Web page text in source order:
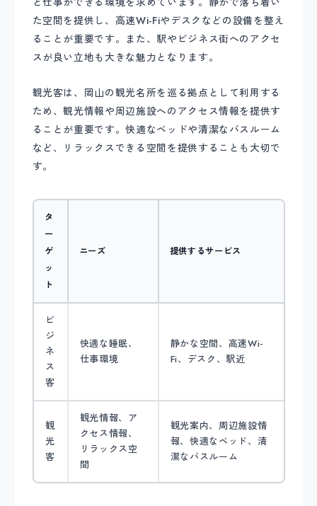
た空間を提供し、高速Wi-Fiやデスクなどの設備を整え
ることが重要です。また、駅やビジネス街へのアクセ
スが良い立地も大きな魅力となります。
観光客は、岡山の観光名所を巡る拠点として利用する
ため、観光情報や周辺施設へのアクセス情報を提供す
ることが重要です。快適なベッドや清潔なバスルーム
など、リラックスできる空間を提供することも大切で
す。
タ
ー
ゲ
ッ
ト
ニーズ 提供するサービス
ビ
ジ
ネ
ス
客
快適な睡眠、
仕事環境
静かな空間、高速Wi-
Fi、デスク、駅近
観
光
客
観光情報、ア
クセス情報、
リラックス空
間
観光案内、周辺施設情
報、快適なベッド、清
潔なバスルーム